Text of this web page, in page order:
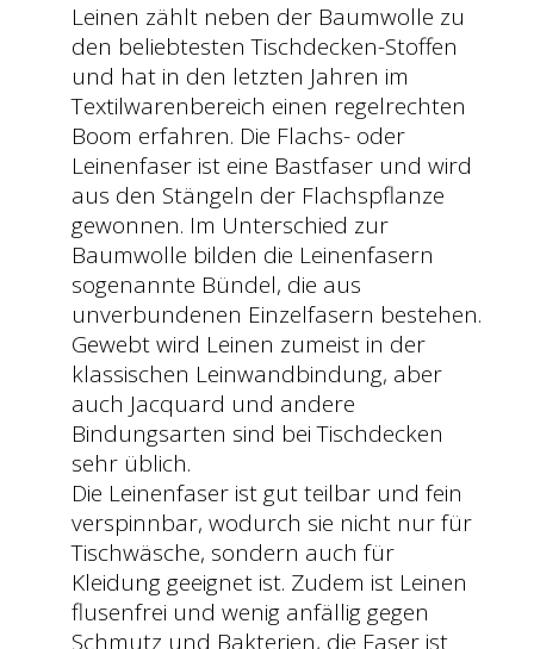
Leinen zählt neben der Baumwolle zu
den beliebtesten Tischdecken-Stoffen
und hat in den letzten Jahren im
Textilwarenbereich einen regelrechten
Boom erfahren. Die Flachs- oder
Leinenfaser ist eine Bastfaser und wird
aus den Stängeln der Flachspflanze
gewonnen. Im Unterschied zur
Baumwolle bilden die Leinenfasern
sogenannte Bündel, die aus
unverbundenen Einzelfasern bestehen.
Gewebt wird Leinen zumeist in der
klassischen Leinwandbindung, aber
auch Jacquard und andere
Bindungsarten sind bei Tischdecken
sehr üblich.
Die Leinenfaser ist gut teilbar und fein
verspinnbar, wodurch sie nicht nur für
Tischwäsche, sondern auch für
Kleidung geeignet ist. Zudem ist Leinen
flusenfrei und wenig anfällig gegen
Schmutz und Bakterien, die Faser ist